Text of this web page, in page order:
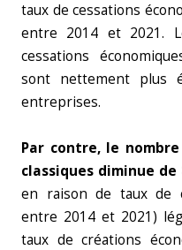
taux de cessations
entre 2014 et 2021.
cessations
sont nettement plus
entreprises.
Par contre, le
classiques diminue de
en raison de taux de
entre 2014 et 2021)
taux de créations